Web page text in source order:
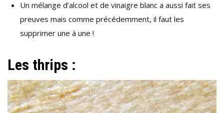
Un mélange d’alcool et de vinaigre blanc a aussi fait ses
preuves mais comme précédemment, il faut les
supprimer une à une !
Les thrips :